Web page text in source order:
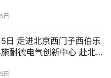
日
日 走进北京西门子西伯乐
耐德电气创新中心 赴北
日